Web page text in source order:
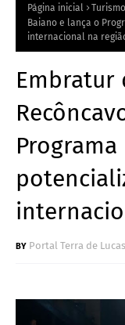
Página inicial Turismo
Baiano e lança o
internacional na
Embratur
Portal Terra de Lucas